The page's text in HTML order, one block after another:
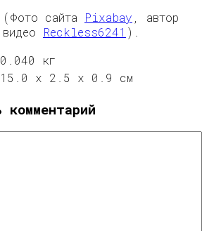
(Фото сайта Pixabay , автор
видео Reckless6241 ).
0.040 кг
15.0 x 2.5 x 0.9 cм
комментарий